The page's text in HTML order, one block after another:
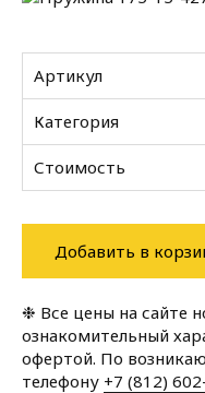
Артикул
Категория
Стоимость
Добавить в
❉ Все цены на сайте
ознакомительный
офертой. По
телефону +7 (812)